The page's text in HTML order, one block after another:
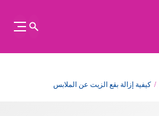
كيفية إزالة بقع الزيت عن الملابس